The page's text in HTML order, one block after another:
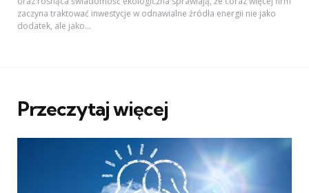
zaczyna traktować inwestycje w odnawialne źródła energii nie jako
dodatek, ale jako...
Przeczytaj więcej